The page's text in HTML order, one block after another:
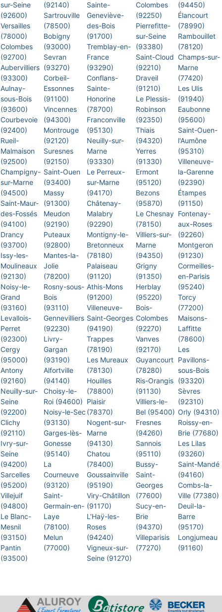
sur-Seine
(92600)
Versailles
(78000)
Colombes
(92700)
Aubervilliers
(93300)
Aulnay-
sous-Bois
(93600)
Courbevoie
(92400)
Rueil-
Malmaison
(92500)
Champigny-
sur-Marne
(94500)
Saint-Maur-
des-Fossés
(94100)
Drancy
(93700)
Issy-les-
Moulineaux
(92130)
Noisy-le-
Grand
(93160)
Levallois-
Perret
(92300)
Cergy
(95000)
Antony
(92160)
Neuilly-sur-
Seine
(92200)
Clichy
(92110)
Ivry-sur-
Seine
(94200)
Sarcelles
(95200)
Villejuif
(94800)
Le Blanc-
Mesnil
(93150)
Pantin
(93500)
(92140)
Sartrouville
(78500)
Bobigny
(93000)
Sevran
(93270)
Corbeil-
Essonnes
(91100)
Vincennes
(94300)
Montrouge
(92120)
Suresnes
(92150)
Saint-Ouen
(93400)
Massy
(91300)
Meudon
(92190)
Puteaux
(92800)
Mantes-la-
Jolie
(78200)
Rosny-sous-
Bois
(93110)
Gennevilliers
(92230)
Livry-
Gargan
(93190)
Alfortville
(94140)
Choisy-le-
Roi (94600)
Noisy-le-Sec
(93130)
Garges-lès-
Gonesse
(95140)
La
Courneuve
(93120)
Saint-
Germain-en-
Laye
(78100)
Melun
(77000)
Sainte-
Geneviève-
des-Bois
(91700)
Tremblay-en-
France
(93290)
Conflans-
Sainte-
Honorine
(78700)
Franconville
(95130)
Neuilly-sur-
Marne
(93330)
Le Perreux-
sur-Marne
(94170)
Châtenay-
Malabry
(92290)
Montigny-le-
Bretonneux
(78180)
Palaiseau
(91120)
Athis-Mons
(91200)
Villeneuve-
Saint-Georges
(94190)
Trappes
(78190)
Les Mureaux
(78130)
Houilles
(78800)
Plaisir
(78370)
Nogent-sur-
Marne
(94130)
Chatou
(78400)
Goussainville
(95190)
Viry-Châtillon
(91170)
L'Haÿ-les-
Roses
(94240)
Vigneux-sur-
Seine (91270)
Colombes
(92250)
Pierrefitte-
sur-Seine
(93380)
Saint-Cloud
(92210)
Draveil
(91210)
Le Plessis-
Robinson
(92350)
Thiais
(94320)
Yerres
(91330)
Ermont
(95120)
Bezons
(95870)
Le Chesnay
(78150)
Villiers-sur-
Marne
(94350)
Grigny
(91350)
Herblay
(95220)
Bois-
Colombes
(92270)
Vanves
(92170)
Guyancourt
(78280)
Ris-Orangis
(91130)
Villiers-le-
Bel (95400)
Fresnes
(94260)
Sannois
(95110)
Bussy-
Saint-
Georges
(77600)
Sucy-en-
Brie
(94370)
Villeparisis
(77270)
(94450)
Élancourt
(78990)
Rambouillet
(78120)
Champs-sur-
Marne
(77420)
Les Ulis
(91940)
Eaubonne
(95600)
Saint-Ouen-
l'Aumône
(95310)
Villeneuve-
la-Garenne
(92390)
Étampes
(91150)
Fontenay-
aux-Roses
(92260)
Montgeron
(91230)
Cormeilles-
en-Parisis
(95240)
Torcy
(77200)
Maisons-
Laffitte
(78600)
Les
Pavillons-
sous-Bois
(93320)
Sèvres
(92310)
Orly (94310)
Roissy-en-
Brie (77680)
Les Lilas
(93260)
Saint-Mandé
(94160)
Combs-la-
Ville (77380)
Deuil-la-
Barre
(95170)
Longjumeau
(91160)